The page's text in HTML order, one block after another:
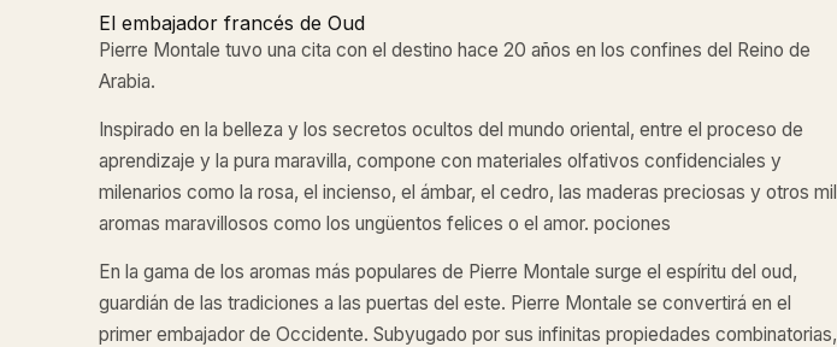
El embajador francés de Oud
Pierre Montale tuvo una cita con el destino hace 20 años en los confines del Reino de
Arabia.
Inspirado en la belleza y los secretos ocultos del mundo oriental, entre el proceso de
aprendizaje y la pura maravilla, compone con materiales olfativos confidenciales y
milenarios como la rosa, el incienso, el ámbar, el cedro, las maderas preciosas y otros mil
aromas maravillosos como los ungüentos felices o el amor. pociones
En la gama de los aromas más populares de Pierre Montale surge el espíritu del oud,
guardián de las tradiciones a las puertas del este. Pierre Montale se convertirá en el
primer embajador de Occidente. Subyugado por sus infinitas propiedades combinatorias,